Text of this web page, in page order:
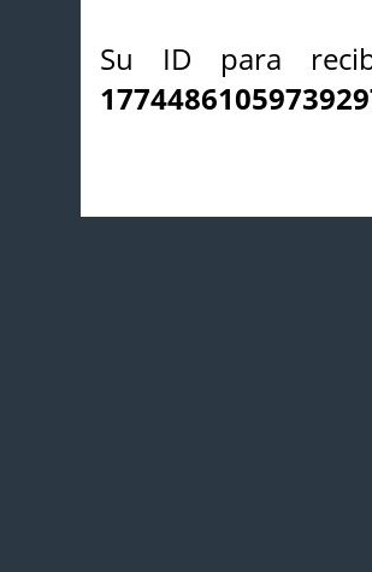
Su ID para